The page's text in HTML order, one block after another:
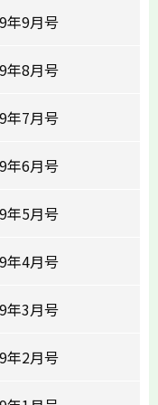
年9月号
年8月号
年7月号
年6月号
年5月号
年4月号
年3月号
年2月号